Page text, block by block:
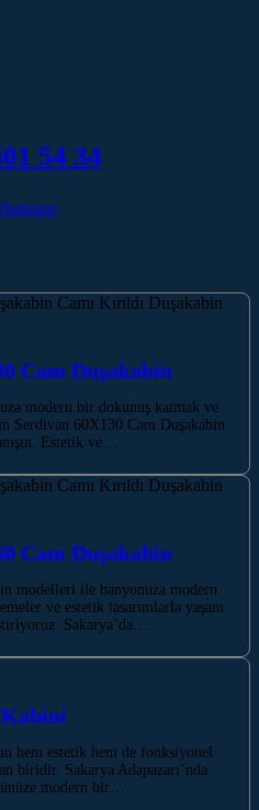
54 34
Cam Duşakabin
modern bir dokunuş katmak ve
Serdivan 60X130 Cam Duşakabin
Estetik ve…
Cam Duşakabin
modelleri ile banyonuza modern
ve estetik tasarımlarla yaşam
Sakarya’da…
hem estetik hem de fonksiyonel
biridir. Sakarya Adapazarı’nda
modern bir…